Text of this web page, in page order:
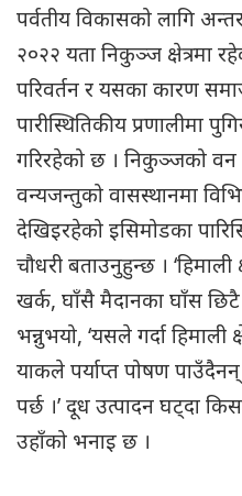
पर्वतीय विकासको लागि
२०२२ यता निकुञ्ज क्षेत्रमा
परिवर्तन र यसका कारण
पारीस्थितिकीय प्रणालीमा
गरिरहेको छ । निकुञ्जको वन
वन्यजन्तुको वासस्थानमा
देखिइरहेको इसिमोडका
चौधरी बताउनुहुन्छ । ‘हिमाली
खर्क, घाँसै मैदानका घाँस
भन्नुभयो, ‘यसले गर्दा हिमाली
याकले पर्याप्त पोषण
पर्छ ।’ दूध उत्पादन घट्दा
उहाँको भनाइ छ ।